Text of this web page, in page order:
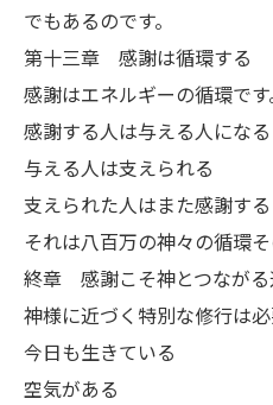
でもあるのです。
第十三章 感謝は循環する
感謝はエネルギーの循環です
感謝する人は与える人になる
与える人は支えられる
支えられた人はまた感謝する
それは八百万の神々の循環そ
終章 感謝こそ神とつなが
神様に近づく特別な修行は必
今日も生きている
空気がある